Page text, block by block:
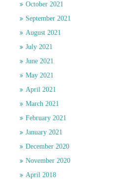
October 2021
September 2021
August 2021
July 2021
June 2021
May 2021
April 2021
March 2021
February 2021
January 2021
December 2020
November 2020
April 2018